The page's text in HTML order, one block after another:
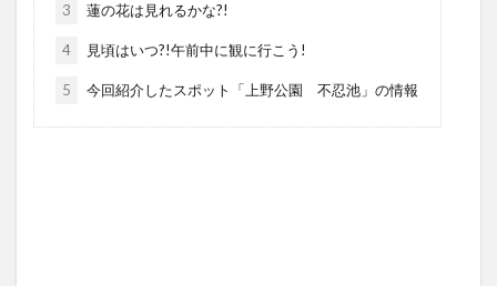
3 蓮の花は見れるかな?!
4 見頃はいつ?!午前中に観に行こう!
5 今回紹介したスポット「上野公園 不忍池」の情報